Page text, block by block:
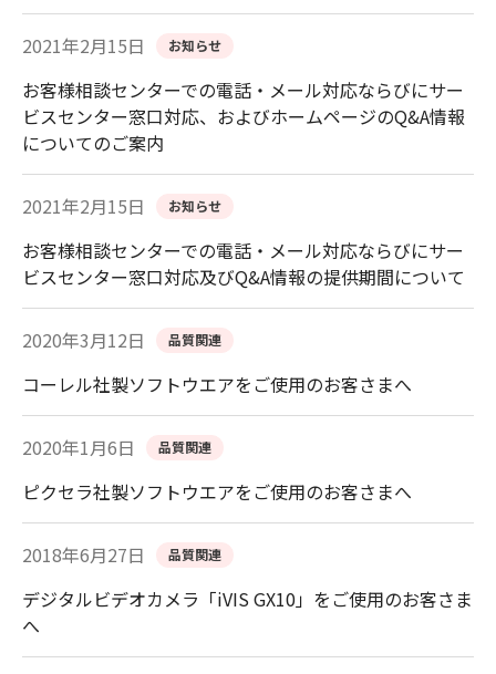
2021年2月15日 お知らせ
お客様相談センターでの電話・メール対応ならびにサー
ビスセンター窓口対応、およびホームページのQ&A情報
についてのご案内
2021年2月15日 お知らせ
お客様相談センターでの電話・メール対応ならびにサー
ビスセンター窓口対応及びQ&A情報の提供期間について
2020年3月12日 品質関連
コーレル社製ソフトウエアをご使用のお客さまへ
2020年1月6日 品質関連
ピクセラ社製ソフトウエアをご使用のお客さまへ
2018年6月27日 品質関連
デジタルビデオカメラ「iVIS GX10」をご使用のお客さま
へ